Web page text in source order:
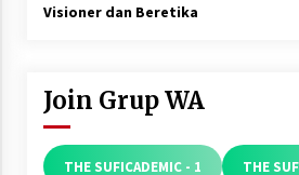
Visioner dan Beretika
Join Grup WA
THE SUFICADEMIC - 1 THE